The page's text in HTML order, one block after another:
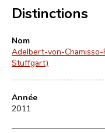
Distinctions
Nom
Adelbert-von-
Stuffgart)
Année
2011